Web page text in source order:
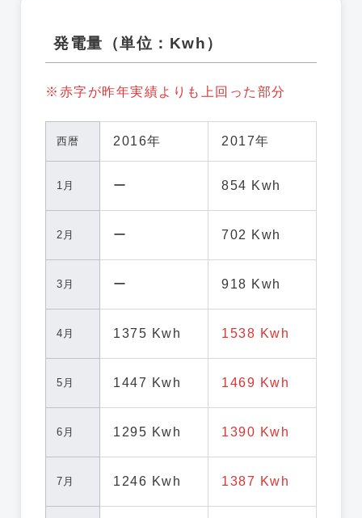
発電量（単位：Kwh）
※赤字が昨年実績よりも上回った部分
西暦 2016年 2017年
1月 ー 854 Kwh
2月 ー 702 Kwh
3月 ー 918 Kwh
4月 1375 Kwh 1538 Kwh
5月 1447 Kwh 1469 Kwh
6月 1295 Kwh 1390 Kwh
7月 1246 Kwh 1387 Kwh